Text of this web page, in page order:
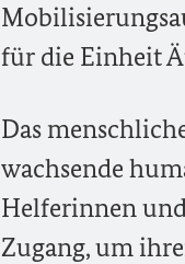
für die Einheit
Das
wachsende
Helferinnen
Zugang, um